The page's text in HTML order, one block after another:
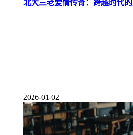
北大三老爱情传奇：跨越时代
2026-01-02